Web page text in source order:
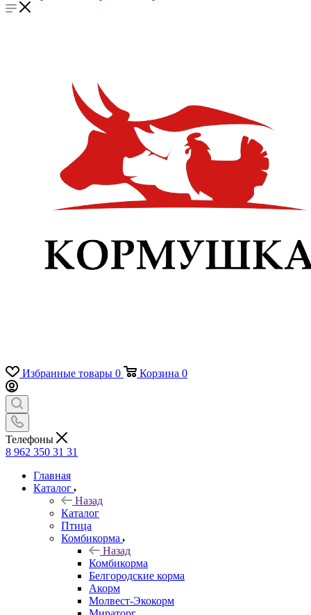
Избранные товары 0 Корзина 0
Телефоны
8 962 350 31 31
Главная
Каталог
Назад
Каталог
Птица
Комбикорма
Назад
Комбикорма
Белгородские корма
Акорм
Молвест-Экокорм